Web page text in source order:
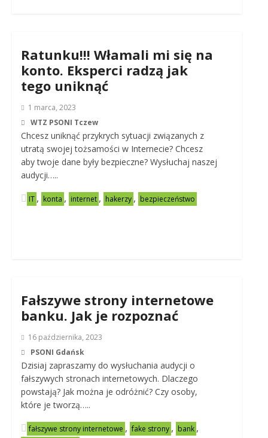
Ratunku!!! Włamali mi się na
konto. Eksperci radzą jak
tego uniknąć
1 marca, 2023
WTZ PSONI Tczew
Chcesz uniknąć przykrych sytuacji związanych z
utratą swojej tożsamości w Internecie? Chcesz
aby twoje dane były bezpieczne? Wysłuchaj naszej
audycji…..
IT , konta , internet , hakerzy , bezpieczeństwo
Fałszywe strony internetowe
banku. Jak je rozpoznać
16 października, 2023
PSONI Gdańsk
Dzisiaj zapraszamy do wysłuchania audycji o
fałszywych stronach internetowych. Dlaczego
powstają? Jak można je odróżnić? Czy osoby,
które je tworzą…..
fałszywe strony internetowe , fake strony , bank ,